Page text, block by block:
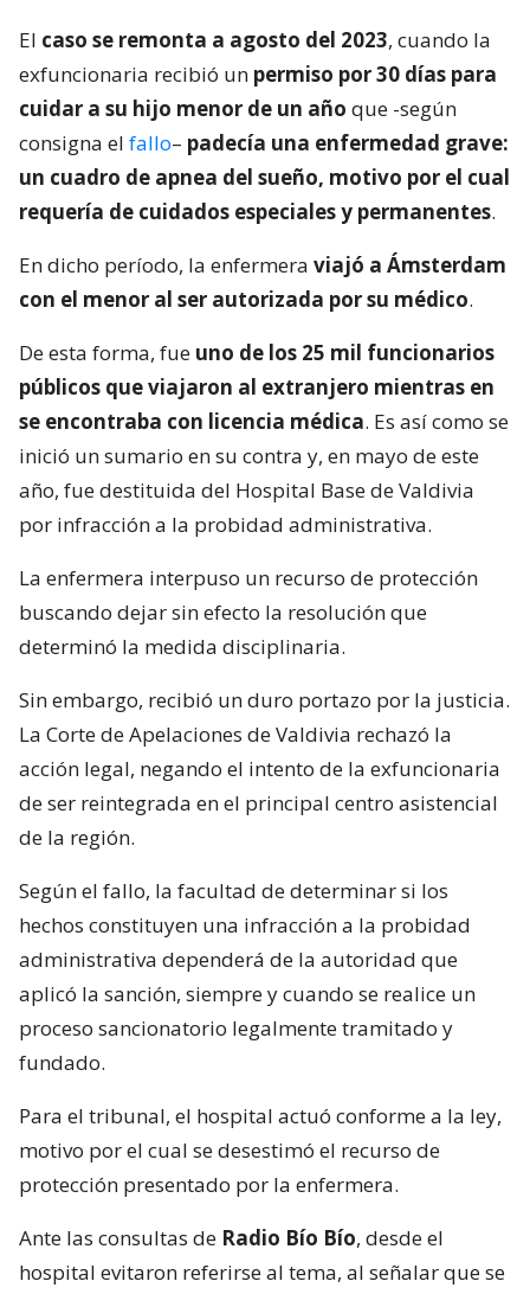
El caso se remonta a agosto del 2023, cuando la
exfuncionaria recibió un permiso por 30 días para
cuidar a su hijo menor de un año que -según
consigna el fallo– padecía una enfermedad grave:
un cuadro de apnea del sueño, motivo por el cual
requería de cuidados especiales y permanentes.
En dicho período, la enfermera viajó a Ámsterdam
con el menor al ser autorizada por su médico.
De esta forma, fue uno de los 25 mil funcionarios
públicos que viajaron al extranjero mientras en
se encontraba con licencia médica. Es así como se
inició un sumario en su contra y, en mayo de este
año, fue destituida del Hospital Base de Valdivia
por infracción a la probidad administrativa.
La enfermera interpuso un recurso de protección
buscando dejar sin efecto la resolución que
determinó la medida disciplinaria.
Sin embargo, recibió un duro portazo por la justicia.
La Corte de Apelaciones de Valdivia rechazó la
acción legal, negando el intento de la exfuncionaria
de ser reintegrada en el principal centro asistencial
de la región.
Según el fallo, la facultad de determinar si los
hechos constituyen una infracción a la probidad
administrativa dependerá de la autoridad que
aplicó la sanción, siempre y cuando se realice un
proceso sancionatorio legalmente tramitado y
fundado.
Para el tribunal, el hospital actuó conforme a la ley,
motivo por el cual se desestimó el recurso de
protección presentado por la enfermera.
Ante las consultas de Radio Bío Bío, desde el
hospital evitaron referirse al tema, al señalar que se